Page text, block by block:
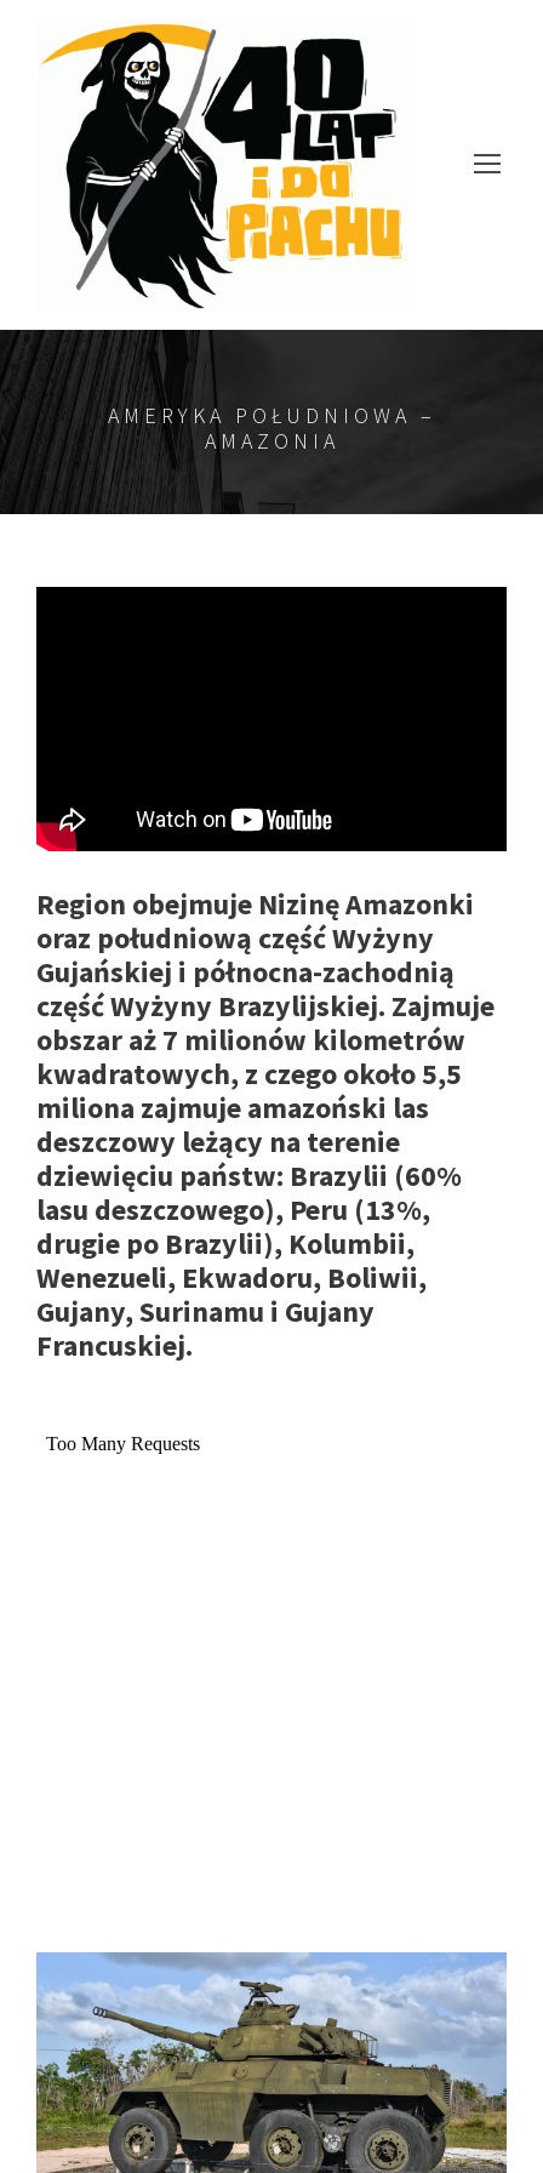
AMERYKA POŁUDNIOWA –
AMAZONIA
Region obejmuje Nizinę Amazonki
oraz południową część Wyżyny
Gujańskiej i północna-zachodnią
część Wyżyny Brazylijskiej. Zajmuje
obszar aż 7 milionów kilometrów
kwadratowych, z czego około 5,5
miliona zajmuje amazoński las
deszczowy leżący na terenie
dziewięciu państw: Brazylii (60%
lasu deszczowego), Peru (13%,
drugie po Brazylii), Kolumbii,
Wenezueli, Ekwadoru, Boliwii,
Gujany, Surinamu i Gujany
Francuskiej.